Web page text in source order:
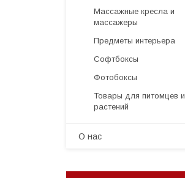
Массажные кресла и
массажеры
Предметы интерьера
Софтбоксы
Фотобоксы
Товары для питомцев и
растений
О нас